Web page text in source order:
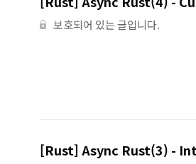
보호되어 있는 글입니다.
[Rust] Async Rust(3) -